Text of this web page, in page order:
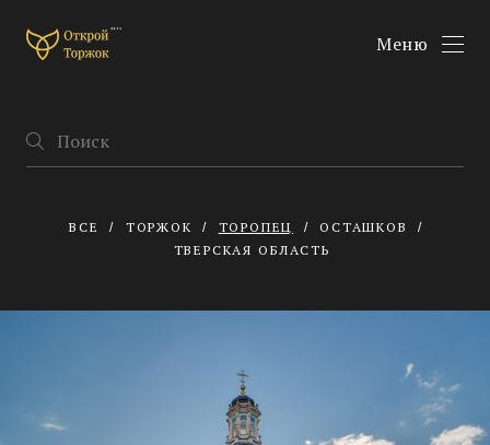
Меню
ВСЕ ТОРЖОК ТОРОПЕЦ
ОСТАШКОВ
ТВЕРСКАЯ ОБЛАСТЬ